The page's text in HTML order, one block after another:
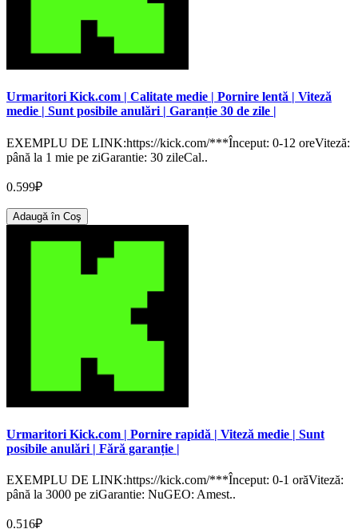
Urmaritori Kick.com | Calitate medie | Pornire lentă | Viteză
medie | Sunt posibile anulări | Garanție 30 de zile |
EXEMPLU DE LINK:https://kick.com/***Început: 0-12 oreViteză:
până la 1 mie pe ziGarantie: 30 zileCal..
0.599₽
Adaugă în Coş
Urmaritori Kick.com | Pornire rapidă | Viteză medie | Sunt
posibile anulări | Fără garanție |
EXEMPLU DE LINK:https://kick.com/***Început: 0-1 orăViteză:
până la 3000 pe ziGarantie: NuGEO: Amest..
0.516₽